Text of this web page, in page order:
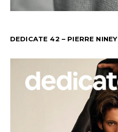
DEDICATE 42 – PIERRE NINEY